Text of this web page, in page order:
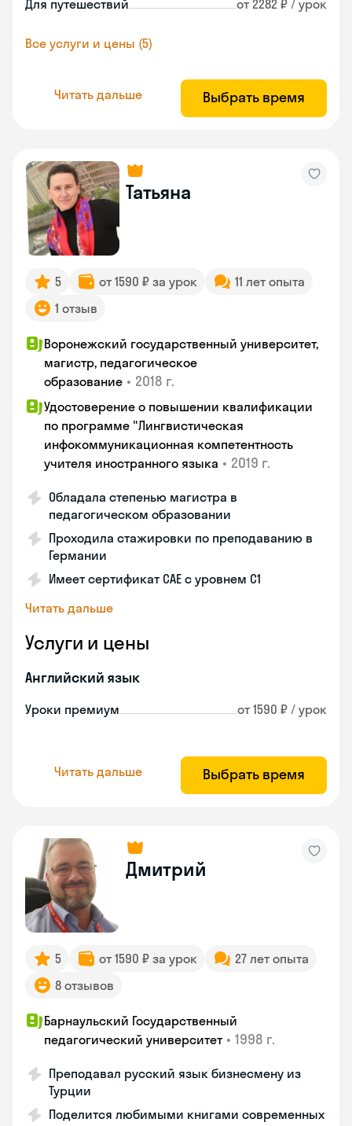
Для путешествий от 2282 ₽ / урок
Все услуги и цены (5)
Читать дальше Выбрать время
Татьяна
5 от 1590 ₽ за урок
11 лет опыта
1 отзыв
Воронежский государственный университет,
магистр, педагогическое
образование • 2018 г.
Удостоверение о повышении квалификации
по программе "Лингвистическая
инфокоммуникационная компетентность
учителя иностранного языка • 2019 г.
Обладала степенью магистра в
педагогическом образовании
Проходила стажировки по преподаванию в
Германии
Имеет сертификат САЕ с уровнем С1
Читать дальше
Услуги и цены
Английский язык
Уроки премиум от 1590 ₽ / урок
Читать дальше Выбрать время
Дмитрий
5 от 1590 ₽ за урок
27 лет опыта
8 отзывов
Барнаульский Государственный
педагогический университет • 1998 г.
Преподавал русский язык бизнесмену из
Турции
Поделится любимыми книгами современных